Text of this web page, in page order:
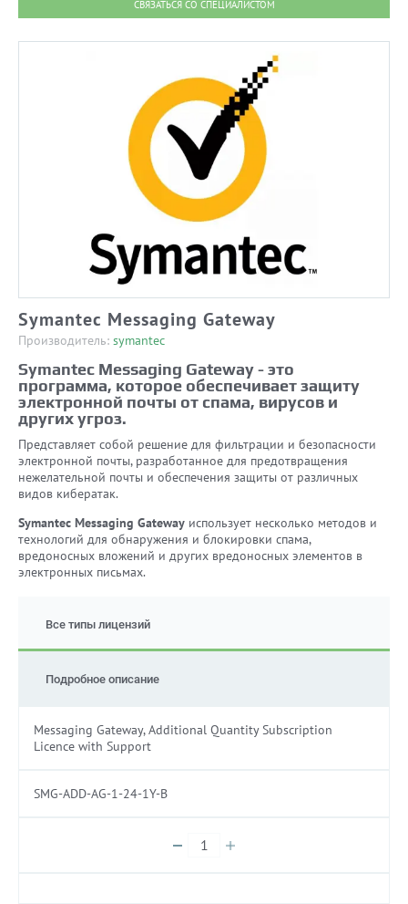
СВЯЗАТЬСЯ СО СПЕЦИАЛИСТОМ
Symantec Messaging Gateway
Производитель: symantec
Symantec Messaging Gateway - это
программа, которое обеспечивает защиту
электронной почты от спама, вирусов и
других угроз.
Представляет собой решение для фильтрации и безопасности
электронной почты, разработанное для предотвращения
нежелательной почты и обеспечения защиты от различных
видов кибератак.
Symantec Messaging Gateway использует несколько методов и
технологий для обнаружения и блокировки спама,
вредоносных вложений и других вредоносных элементов в
электронных письмах.
Все типы лицензий
Подробное описание
Messaging Gateway, Additional Quantity Subscription
Licence with Support
SMG-ADD-AG-1-24-1Y-B